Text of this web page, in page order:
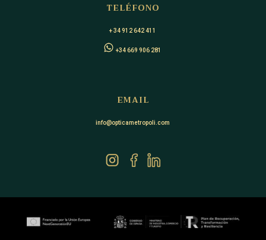
TELÉFONO
+ 34 912 642 411
+34 669 906 281
EMAIL
info@opticametropoli.com